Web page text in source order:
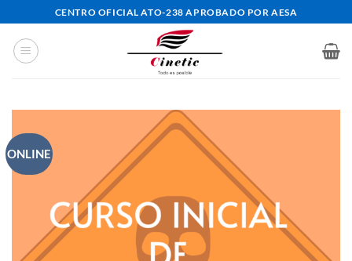
al
contenido
CENTRO OFICIAL ATO-238 APROBADO POR AESA
ONLINE